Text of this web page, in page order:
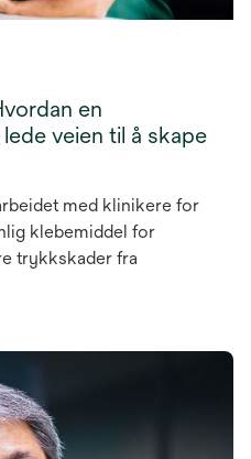
en
veien til å skape
med klinikere for
klebemiddel for
trykkskader fra